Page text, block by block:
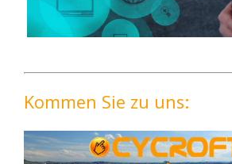
Kommen Sie zu uns: